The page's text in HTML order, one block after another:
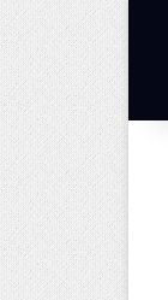
عمود جانبي
عن